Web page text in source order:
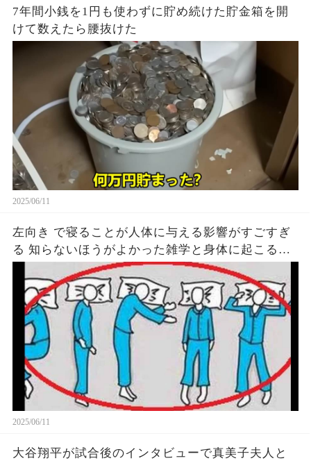
7年間小銭を1円も使わずに貯め続けた貯金箱を開
けて数えたら腰抜けた
2025/06/11
左向き で寝ることが人体に与える影響がすごすぎ
る 知らないほうがよかった雑学と身体に起こる現
象がヤバい… 驚くべき 大人の 面白いけど知ると後
悔
2025/06/11
大谷翔平が試合後のインタビューで真美子夫人と